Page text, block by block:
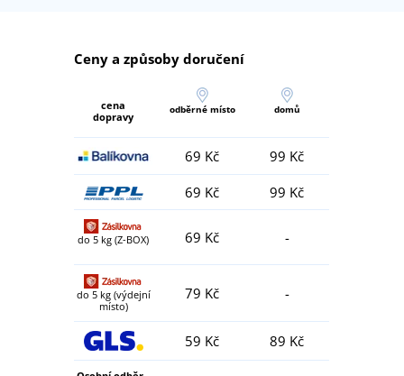
Ceny a způsoby doručení
cena
dopravy
odběrné místo domů
69 Kč
99 Kč
69 Kč
99 Kč
do 5 kg (Z-BOX) 69 Kč -
do 5 kg (výdejní
místo)
79 Kč -
59 Kč 89 Kč